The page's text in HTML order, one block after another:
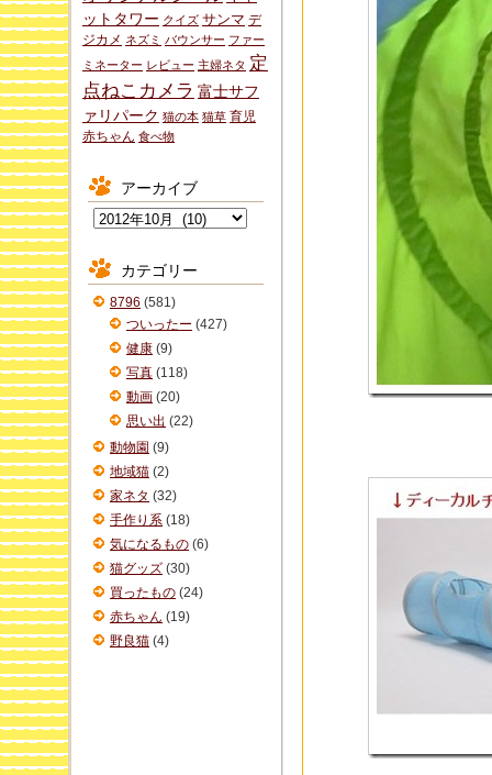
ットタワー クイズ サンマ デ
ジカメ ネズミ バウンサー ファー
ミネーター レビュー 主婦ネタ 定
点ねこカメラ 富士サフ
ァリパーク 猫の本 猫草 育児
赤ちゃん 食べ物
アーカイブ
イ
ブ
カテゴリー
8796 (581)
ついったー (427)
健康 (9)
写真 (118)
動画 (20)
思い出 (22)
動物園 (9)
地域猫 (2)
家ネタ (32)
手作り系 (18)
気になるもの (6)
猫グッズ (30)
買ったもの (24)
赤ちゃん (19)
野良猫 (4)